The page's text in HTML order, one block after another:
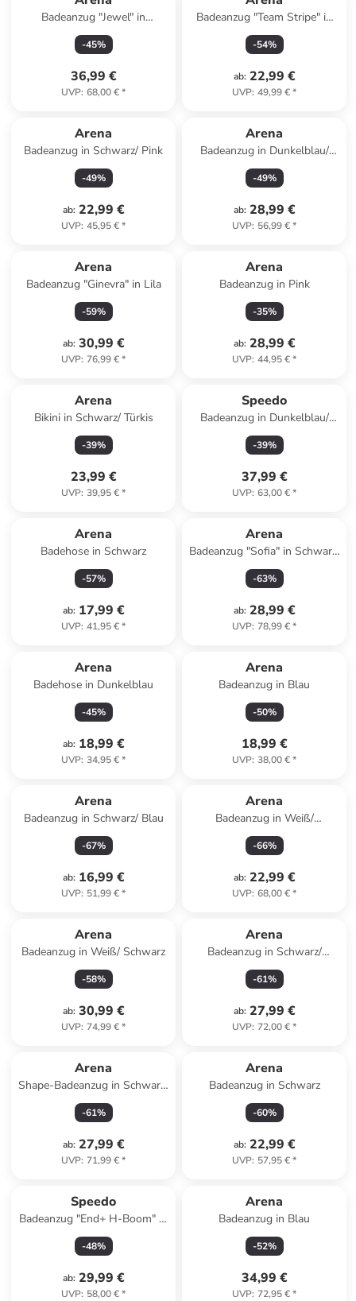
Badeanzug "Jewel" in
Dunkelblau
-45%
36,99 €
UVP: 68,00 €*
Badeanzug "Team Stripe" in
Schwarz
-54%
ab: 22,99 €
UVP: 49,99 €*
Arena
Badeanzug in Schwarz/ Pink
-49%
ab: 22,99 €
UVP: 45,95 €*
Arena
Badeanzug in Dunkelblau/
Pink
-49%
ab: 28,99 €
UVP: 56,99 €*
Arena
Badeanzug "Ginevra" in Lila
-59%
ab: 30,99 €
UVP: 76,99 €*
Arena
Badeanzug in Pink
-35%
ab: 28,99 €
UVP: 44,95 €*
Arena
Bikini in Schwarz/ Türkis
-39%
23,99 €
UVP: 39,95 €*
Speedo
Badeanzug in Dunkelblau/
Blau
-39%
37,99 €
UVP: 63,00 €*
Arena
Badehose in Schwarz
-57%
ab: 17,99 €
UVP: 41,95 €*
Arena
Badeanzug "Sofia" in Schwarz/
Weiß
-63%
ab: 28,99 €
UVP: 78,99 €*
Arena
Badehose in Dunkelblau
-45%
ab: 18,99 €
UVP: 34,95 €*
Arena
Badeanzug in Blau
-50%
18,99 €
UVP: 38,00 €*
Arena
Badeanzug in Schwarz/ Blau
-67%
ab: 16,99 €
UVP: 51,99 €*
Arena
Badeanzug in Weiß/
Dunkelblau
-66%
ab: 22,99 €
UVP: 68,00 €*
Arena
Badeanzug in Weiß/ Schwarz
-58%
ab: 30,99 €
UVP: 74,99 €*
Arena
Badeanzug in Schwarz/
Dunkelblau
-61%
ab: 27,99 €
UVP: 72,00 €*
Arena
Shape-Badeanzug in Schwarz/
Pink
-61%
ab: 27,99 €
UVP: 71,99 €*
Arena
Badeanzug in Schwarz
-60%
ab: 22,99 €
UVP: 57,95 €*
Speedo
Badeanzug "End+ H-Boom" in
Dunkelblau/ Grün
-48%
ab: 29,99 €
UVP: 58,00 €*
Arena
Badeanzug in Blau
-52%
34,99 €
UVP: 72,95 €*